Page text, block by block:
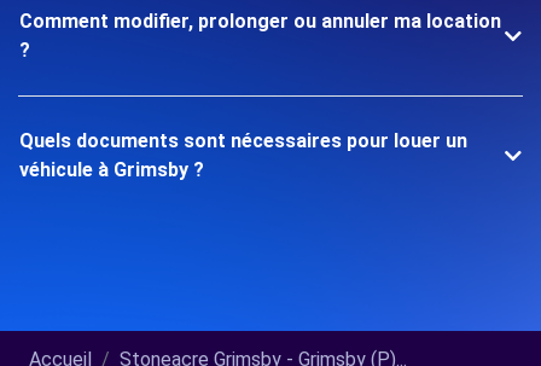
Comment modifier, prolonger ou annuler ma location
?
Quels documents sont nécessaires pour louer un
véhicule à Grimsby ?
Accueil Stoneacre Grimsby - Grimsby (P)...